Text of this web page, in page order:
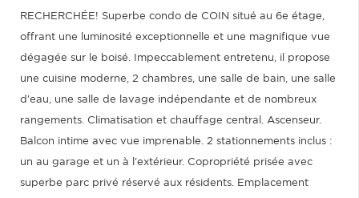
RECHERCHÉE! Superbe condo de COIN situé au 6e étage,
offrant une luminosité exceptionnelle et une magnifique vue
dégagée sur le boisé. Impeccablement entretenu, il propose
une cuisine moderne, 2 chambres, une salle de bain, une salle
d'eau, une salle de lavage indépendante et de nombreux
rangements. Climatisation et chauffage central. Ascenseur.
Balcon intime avec vue imprenable. 2 stationnements inclus :
un au garage et un à l'extérieur. Copropriété prisée avec
superbe parc privé réservé aux résidents. Emplacement